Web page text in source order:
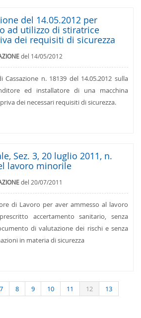
del 14.05.2012 per
ad utilizzo di stiratrice
dei requisiti di sicurezza
del 14/05/2012
Cassazione n. 18139 del 14.05.2012 sulla
ed installatore di una macchina
dei necessari requisiti di sicurezza.
Sez. 3, 20 luglio 2011, n.
lavoro minorile
del 20/07/2011
di Lavoro per aver ammesso al lavoro
accertamento sanitario, senza
di valutazione dei rischi e senza
in materia di sicurezza
7 8 9 10 11 12
13